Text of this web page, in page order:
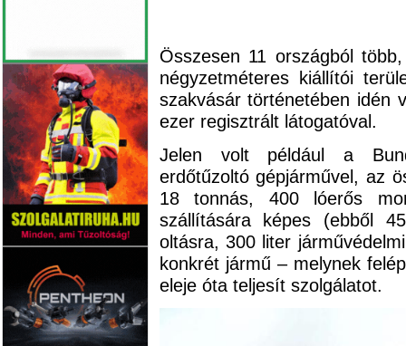
Összesen 11 országból
négyzetméteres kiállítói
szakvásár történetében idén
ezer regisztrált látogatóval.
Jelen volt például a
erdőtűzoltó gépjárművel, az
18 tonnás, 400 lóerős
szállítására képes (ebből
oltásra, 300 liter
konkrét jármű – melynek
eleje óta teljesít szolgálatot.